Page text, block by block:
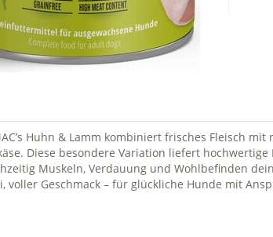
Huhn & Lamm kombiniert frisches Fleisch
Diese besondere Variation liefert hochwertige
Muskeln, Verdauung und Wohlbefinden
Geschmack – für glückliche Hunde mit